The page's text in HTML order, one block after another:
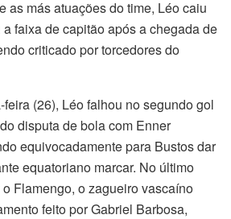
as más atuações do time, Léo caiu
faixa de capitão após a chegada de
criticado por torcedores do
(26), Léo falhou no segundo gol
disputa de bola com Enner
equivocadamente para Bustos dar
equatoriano marcar. No último
Flamengo, o zagueiro vascaíno
feito por Gabriel Barbosa,